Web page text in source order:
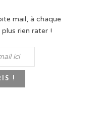
mail, à chaque
rien rater !